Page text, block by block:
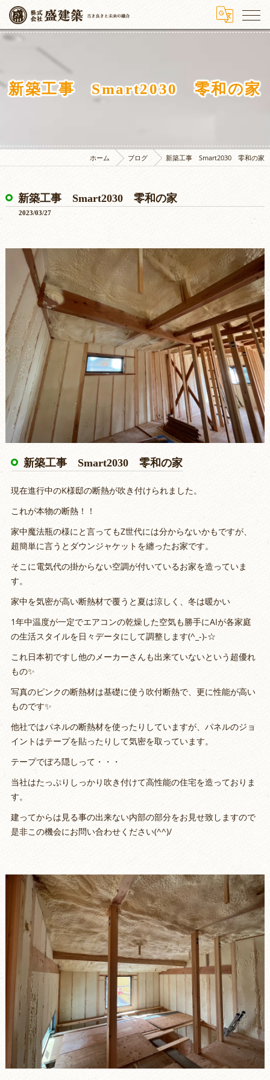
新築工事 Smart2030 零和の家
ホーム ブログ 新築工事 Smart2030 零和の家
新築工事 Smart2030 零和の家
2023/03/27
新築工事 Smart2030 零和の家
現在進行中のK様邸の断熱が吹き付けられました。
これが本物の断熱！！
家中魔法瓶の様にと言ってもZ世代には分からないかもですが、
超簡単に言うとダウンジャケットを纏ったお家です。
そこに電気代の掛からない空調が付いているお家を造っていま
す。
家中を気密が高い断熱材で覆うと夏は涼しく、冬は暖かい
1年中温度が一定でエアコンの乾燥した空気も勝手にAIが各家庭
の生活スタイルを日々データにして調整します(^_-)-☆
これ日本初ですし他のメーカーさんも出来ていないという超優れ
もの✨
写真のピンクの断熱材は基礎に使う吹付断熱で、更に性能が高い
ものです✨
他社ではパネルの断熱材を使ったりしていますが、パネルのジョ
イントはテープを貼ったりして気密を取っています。
テープでぼろ隠しって・・・
当社はたっぷりしっかり吹き付けて高性能の住宅を造っておりま
す。
建ってからは見る事の出来ない内部の部分をお見せ致しますので
是非この機会にお問い合わせください(^^)/